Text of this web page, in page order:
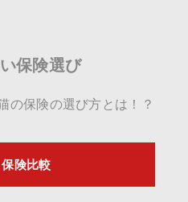
保険選び
の保険の選び方とは！？
険比較